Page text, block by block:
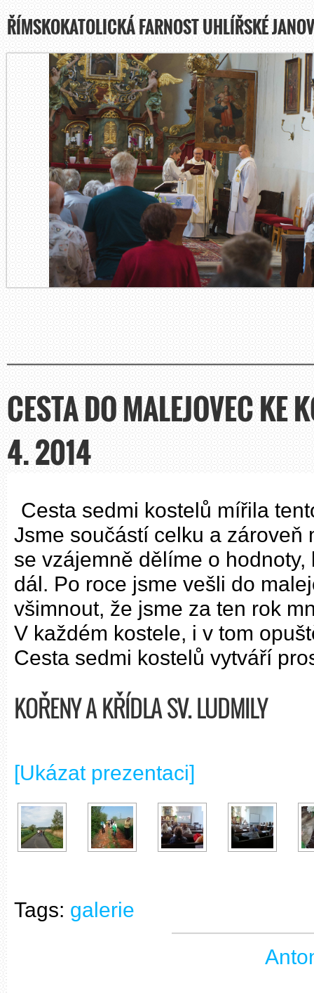
ŘÍMSKOKATOLICKÁ FARNOST UHLÍŘSKÉ
CESTA DO MALEJOVEC KE
4. 2014
Cesta sedmi kostelů mířila
Jsme součástí celku a zároveň
se vzájemně dělíme o
dál. Po roce jsme vešli do
všimnout, že jsme za ten rok
V každém kostele, i v tom
Cesta sedmi kostelů vytváří
KOŘENY A KŘÍDLA SV. LUDMILY
[Ukázat prezentaci]
Tags: galerie